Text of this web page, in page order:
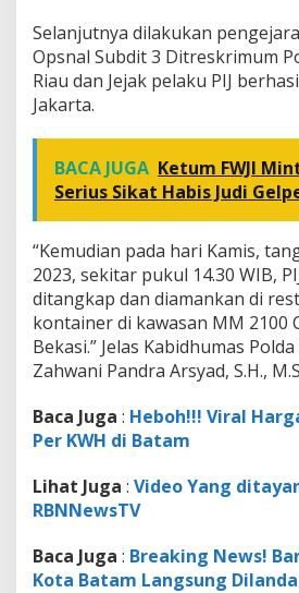
Selanjutnya dilakukan
Opsnal Subdit 3 Ditreskrimum
Riau dan Jejak pelaku PIJ
Jakarta.
BACA JUGA Ketum FWJI
Serius Sikat Habis Judi
“Kemudian pada hari Kamis,
2023, sekitar pukul 14.30 WIB,
ditangkap dan diamankan di
kontainer di kawasan MM 2100
Bekasi.” Jelas Kabidhumas
Zahwani Pandra Arsyad, S.H.,
Baca Juga : Heboh!!! Viral
Per KWH di Batam
Lihat Juga : Video Yang
RBNNewsTV
Baca Juga : Breaking News!
Kota Batam Langsung